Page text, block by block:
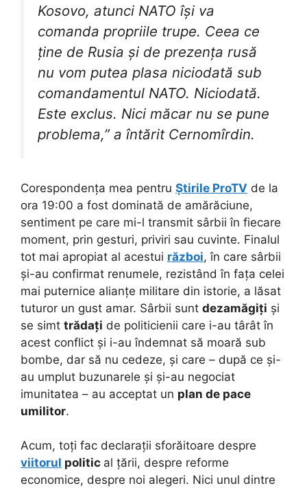
Kosovo, atunci NATO își va
comanda propriile trupe. Ceea ce
ține de Rusia și de prezența rusă
nu vom putea plasa niciodată sub
comandamentul NATO. Niciodată.
Este exclus. Nici măcar nu se pune
problema,” a întărit Cernomîrdin.
Corespondența mea pentru Știrile ProTV de la
ora 19:00 a fost dominată de amărăciune,
sentiment pe care mi-l transmit sârbii în fiecare
moment, prin gesturi, priviri sau cuvinte. Finalul
tot mai apropiat al acestui război, în care sârbii
și-au confirmat renumele, rezistând în fața celei
mai puternice alianțe militare din istorie, a lăsat
tuturor un gust amar. Sârbii sunt dezamăgiți și
se simt trădați de politicienii care i-au târât în
acest conflict și i-au îndemnat să moară sub
bombe, dar să nu cedeze, și care – după ce și-
au umplut buzunarele și și-au negociat
imunitatea – au acceptat un plan de pace
umilitor.
Acum, toți fac declarații sforăitoare despre
viitorul politic al țării, despre reforme
economice, despre noi alegeri. Nici unul dintre